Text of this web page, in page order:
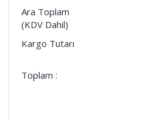
Ara Toplam
(KDV Dahil)
Kargo Tutarı
Toplam :